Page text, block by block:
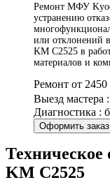
Ремонт МФУ
устранению
или отклонений
KM C2525 в
материалов и
Ремонт от 2450
Выезд мастера
Диагностика :
Оформить заказ
KM C2525